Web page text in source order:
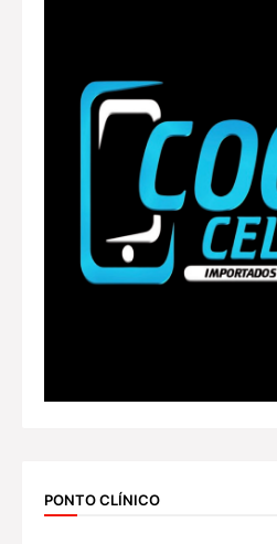
PONTO CLÍNICO